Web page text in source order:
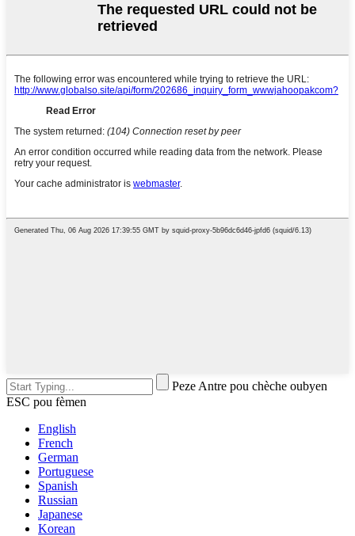
Peze Antre pou chèche oubyen
ESC pou fèmen
English
French
German
Portuguese
Spanish
Russian
Japanese
Korean